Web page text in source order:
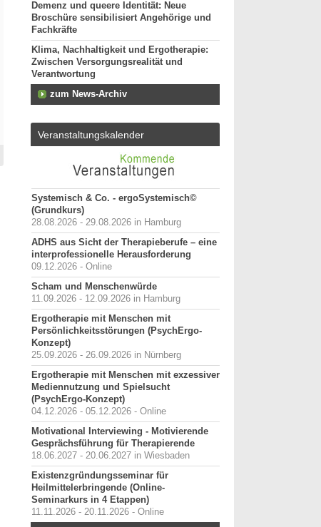
Demenz und queere Identität: Neue
Broschüre sensibilisiert Angehörige und
Fachkräfte
Klima, Nachhaltigkeit und Ergotherapie:
Zwischen Versorgungsrealität und
Verantwortung
zum News-Archiv
Veranstaltungskalender
Systemisch & Co. - ergoSystemisch©
(Grundkurs)
28.08.2026 - 29.08.2026 in Hamburg
ADHS aus Sicht der Therapieberufe – eine
interprofessionelle Herausforderung
09.12.2026 - Online
Scham und Menschenwürde
11.09.2026 - 12.09.2026 in Hamburg
Ergotherapie mit Menschen mit
Persönlichkeitsstörungen (PsychErgo-
Konzept)
25.09.2026 - 26.09.2026 in Nürnberg
Ergotherapie mit Menschen mit exzessiver
Mediennutzung und Spielsucht
(PsychErgo-Konzept)
04.12.2026 - 05.12.2026 - Online
Motivational Interviewing - Motivierende
Gesprächsführung für Therapierende
18.06.2027 - 20.06.2027 in Wiesbaden
Existenzgründungsseminar für
Heilmittelerbringende (Online-
Seminarkurs in 4 Etappen)
11.11.2026 - 20.11.2026 - Online